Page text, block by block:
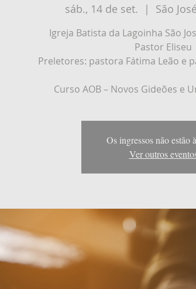
sáb., 14 de set.
  |
São
Igreja Batista da Lagoinha São
Pastor Eliseu
Preletores: pastora Fátima Leão e
Curso AOB – Novos Gideões e
Os ingressos não estão
Ver outros